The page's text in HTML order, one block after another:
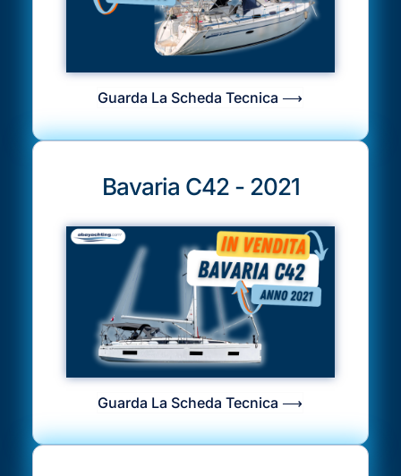
Guarda La Scheda Tecnica ⟶
Bavaria C42 - 2021
Guarda La Scheda Tecnica ⟶